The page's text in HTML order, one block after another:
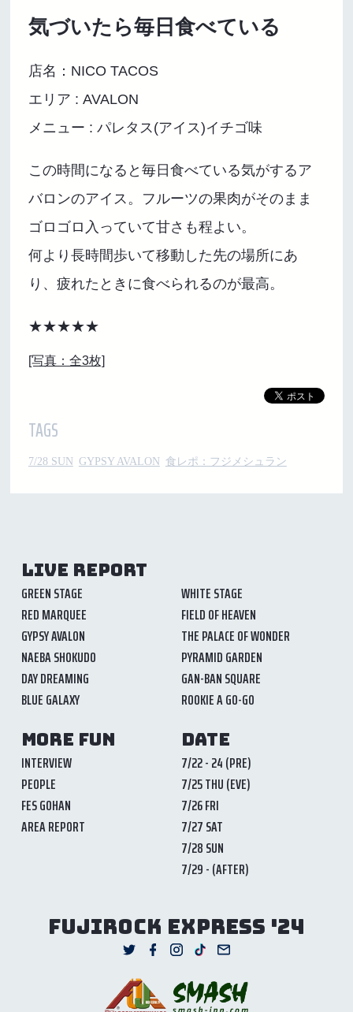
気づいたら毎日食べている
店名：NICO TACOS
エリア : AVALON
メニュー : パレタス(アイス)イチゴ味
この時間になると毎日食べている気がするア
バロンのアイス。フルーツの果肉がそのまま
ゴロゴロ入っていて甘さも程よい。
何より長時間歩いて移動した先の場所にあ
り、疲れたときに食べられるのが最高。
★★★★★
[写真：全3枚]
TAGS
7/28 SUN GYPSY AVALON 食レポ：フジメシュラン
LIVE REPORT
GREEN STAGE
WHITE STAGE
RED MARQUEE
FIELD OF HEAVEN
GYPSY AVALON
THE PALACE OF WONDER
NAEBA SHOKUDO
PYRAMID GARDEN
DAY DREAMING
GAN-BAN SQUARE
BLUE GALAXY
ROOKIE A GO-GO
MORE FUN
INTERVIEW
PEOPLE
FES GOHAN
AREA REPORT
DATE
7/22 - 24 (PRE)
7/25 THU (EVE)
7/26 FRI
7/27 SAT
7/28 SUN
7/29 - (AFTER)
FUJIROCK EXPRESS '24